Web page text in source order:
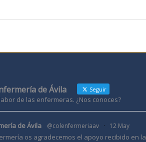
de Ávila Seguir
de las enfermeras. ¿Nos conoces?
de Ávila @colenfermeriaav · 12 May
os agradecemos el apoyo recibido en la